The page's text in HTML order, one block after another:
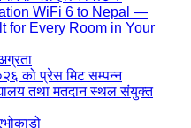
WiFi 6 to Nepal —
for Every Room in Your
को प्रेस मिट सम्पन्न
तथा मतदान स्थल संयुक्त